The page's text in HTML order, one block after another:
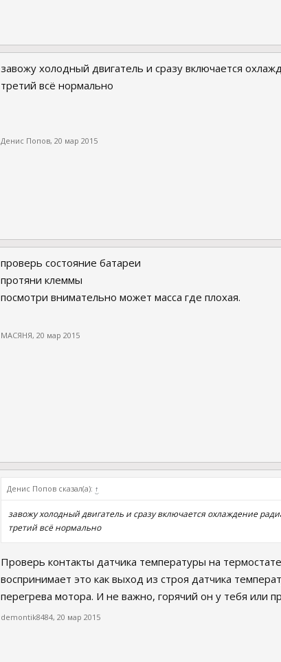
завожу холодный двигатель и сразу включается
третий всё нормально
Денис Попов, 20 мар 2015
проверь состояние батареи
протяни клеммы
посмотри внимательно может масса где плохая.
МАСЯНЯ, 20 мар 2015
Денис Попов сказал(а): ↑
завожу холодный двигатель и сразу включается охлаждение
третий всё нормально
Проверь контакты датчика температуры на
воспринимает это как выход из строя датчика
перегрева мотора. И не важно, горячий он у тебя или
demontik8484, 20 мар 2015